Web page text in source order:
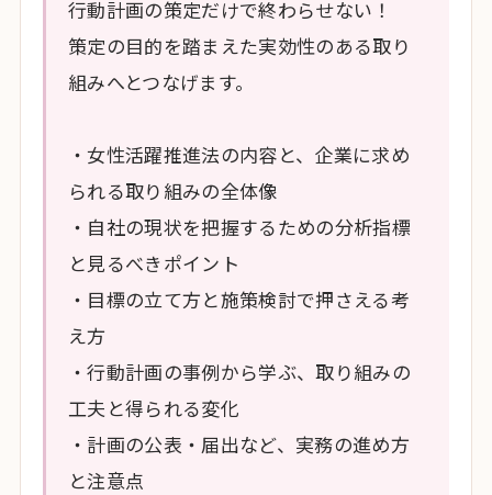
行動計画の策定だけで終わらせない！
策定の目的を踏まえた実効性のある取り
組みへとつなげます。
・女性活躍推進法の内容と、企業に求め
られる取り組みの全体像
・自社の現状を把握するための分析指標
と見るべきポイント
・目標の立て方と施策検討で押さえる考
え方
・行動計画の事例から学ぶ、取り組みの
工夫と得られる変化
・計画の公表・届出など、実務の進め方
と注意点